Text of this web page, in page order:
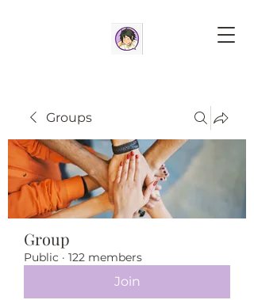
Groups
Group
Public · 122 members
Join